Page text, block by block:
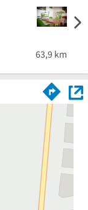
63,9 km